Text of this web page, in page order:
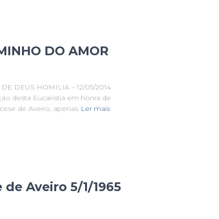
DO AMOR
DEUS HOMILIA – 12/05/2014
desta Eucaristia em honra de
de Aveiro, apenas Ler mais
Aveiro 5/1/1965